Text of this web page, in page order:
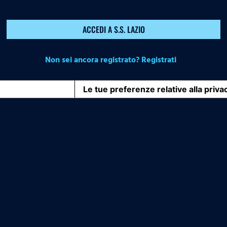
ACCEDI A S.S. LAZIO
Non sei ancora registrato? Registrati
Le tue preferenze relative alla